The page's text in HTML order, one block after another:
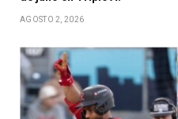
AGOSTO 2, 2026